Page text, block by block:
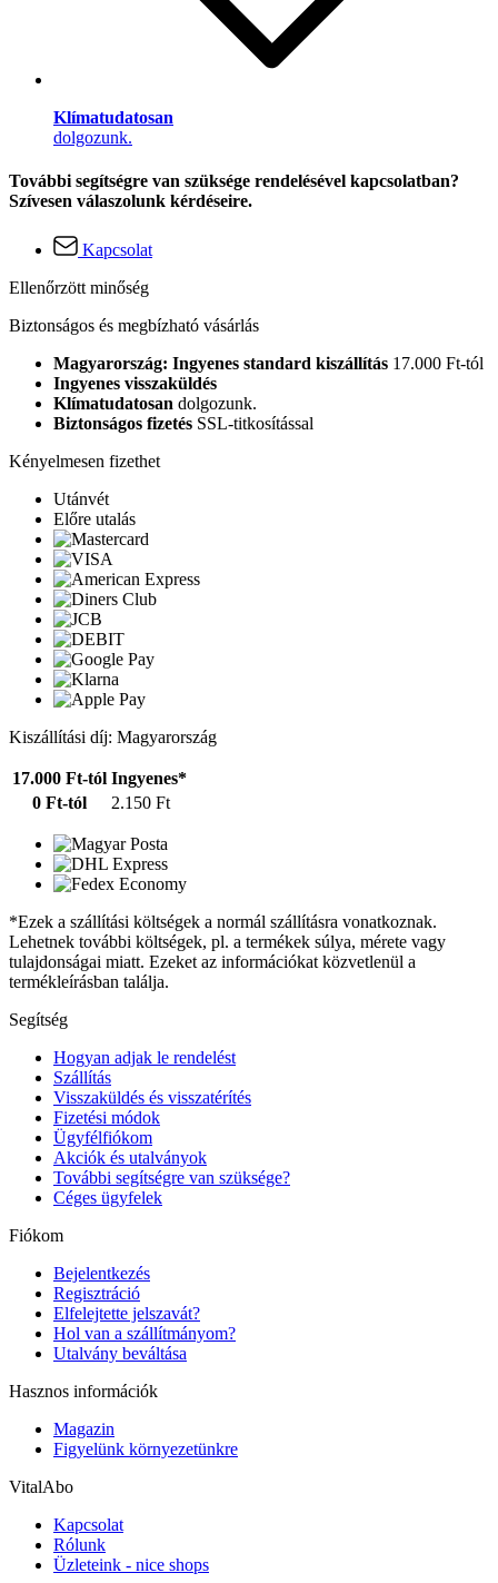
Klímatudatosan
dolgozunk.
További segítségre van szüksége rendelésével kapcsolatban?
Szívesen válaszolunk kérdéseire.
Kapcsolat
Ellenőrzött minőség
Biztonságos és megbízható vásárlás
Magyarország: Ingyenes standard kiszállítás 17.000 Ft-tól
Ingyenes visszaküldés
Klímatudatosan dolgozunk.
Biztonságos fizetés SSL-titkosítással
Kényelmesen fizethet
Utánvét
Előre utalás
Kiszállítási díj: Magyarország
17.000 Ft-tól Ingyenes*
0 Ft-tól
2.150 Ft
*Ezek a szállítási költségek a normál szállításra vonatkoznak.
Lehetnek további költségek, pl. a termékek súlya, mérete vagy
tulajdonságai miatt. Ezeket az információkat közvetlenül a
termékleírásban találja.
Segítség
Hogyan adjak le rendelést
Szállítás
Visszaküldés és visszatérítés
Fizetési módok
Ügyfélfiókom
Akciók és utalványok
További segítségre van szüksége?
Céges ügyfelek
Fiókom
Bejelentkezés
Regisztráció
Elfelejtette jelszavát?
Hol van a szállítmányom?
Utalvány beváltása
Hasznos információk
Magazin
Figyelünk környezetünkre
VitalAbo
Kapcsolat
Rólunk
Üzleteink - nice shops